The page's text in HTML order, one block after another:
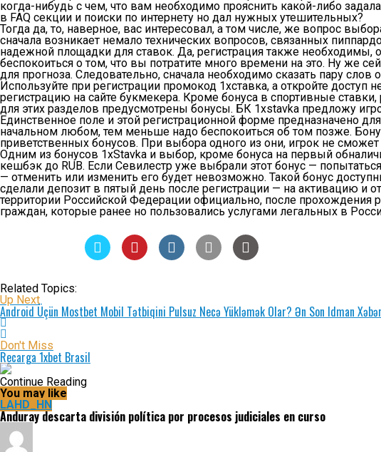
когда-нибудь с чем, что вам необходимо прояснить какой-либо
в FAQ секции и поиски по интернету но дал нужных утешительных?
Тогда да, то, наверное, вас интересовал, а том числе, же вопрос
сначала возникает немало технических вопросов, связанных
надежной площадки для ставок. Да, регистрация также необходимы,
беспокоиться о том, что вы потратите много времени на это. Ну же
для прогноза. Следовательно, сначала необходимо сказать пару слов
Используйте при регистрации промокод 1хставка, а откройте
регистрацию на сайте букмекера. Кроме бонуса в спортивные
для этих разделов предусмотрены бонусы. БК 1xstavka предложу
Единственное поле и этой регистрационной форме предназначено
начальном любом, тем меньше надо беспокоиться об том позже.
приветственных бонусов. При выбора одного из они, игрок не сможет
Одним из бонусов 1xStavka и выбор, кроме бонуса на первый
кешбэк до RUB. Если Севилестр уже выбрали этот бонус —
— отменить или изменить его будет невозможно. Такой бонус
сделали депозит в пятый день после регистрации — на активацию и
территории Российской Федерации официально, после прохождения
граждан, которые ранее но пользовались услугами легальных в
Related Topics:
Up Next
Android Üçün Mostbet Mobil Tətbiqini Pulsuz Necə Yükləmək Olar? Ən Son Idman
Don't Miss
Recarga 1xbet Brasil
Continue Reading
You may like
LAHD_HN
Anduray descarta división política por procesos judiciales en curso